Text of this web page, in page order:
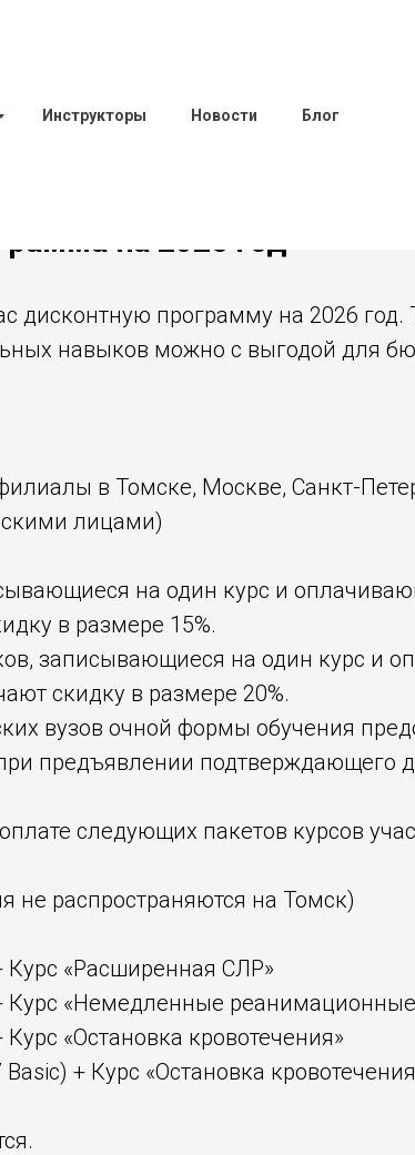
Инструкторы Новости
Блог
на 2026 год
дисконтную программу на 2026 год.
навыков можно с выгодой для
в Томске, Москве, Санкт-
лицами)
на один курс и
в размере 15%.
записывающиеся на один курс и
скидку в размере 20%.
вузов очной формы обучения
предъявлении подтверждающего
следующих пакетов курсов
не распространяются на Томск)
Курс «Расширенная СЛР»
Курс «Немедленные
«Остановка кровотечения»
+ Курс «Остановка